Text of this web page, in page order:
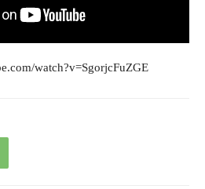
watch?v=SgorjcFuZGE